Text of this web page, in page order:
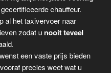
chauffeur.
al het taxivervoer naar
zodat u nooit teveel
een vaste prijs bieden
precies weet wat u